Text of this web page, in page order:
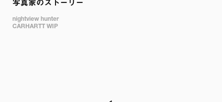
写真家のストーリー
nightview hunter
CARHARTT WIP